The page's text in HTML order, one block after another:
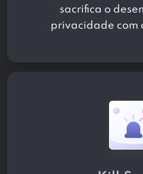
sacrifica o
privacidade com